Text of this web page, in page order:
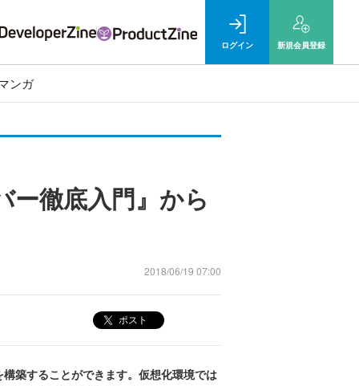
ログイン 新規会員登録
ンガ
徹底入門』から
2018/06/19 07:00
ポスト
築することができます。仮想化環境では